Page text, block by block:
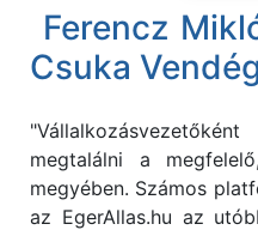
Ferencz
Csuka
megtalálni a
megyében. Számos
az EgerAllas.hu az